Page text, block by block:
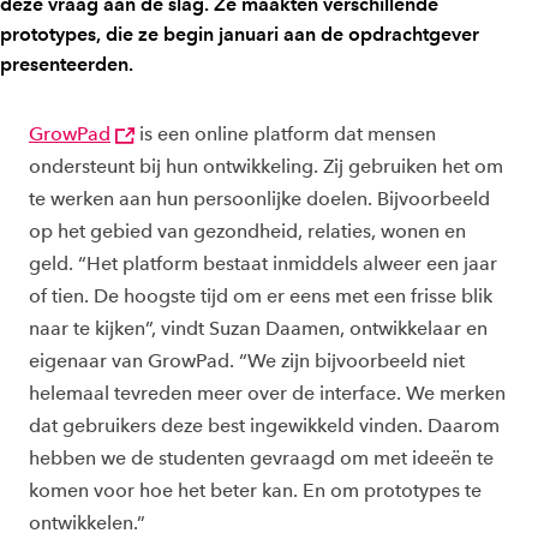
prototypes, die ze begin januari aan de opdrachtgever
presenteerden.
GrowPad
is een online platform dat mensen
ondersteunt bij hun ontwikkeling. Zij gebruiken het om
te werken aan hun persoonlijke doelen. Bijvoorbeeld
op het gebied van gezondheid, relaties, wonen en
geld. “Het platform bestaat inmiddels alweer een jaar
of tien. De hoogste tijd om er eens met een frisse blik
naar te kijken”, vindt Suzan Daamen, ontwikkelaar en
eigenaar van GrowPad. “We zijn bijvoorbeeld niet
helemaal tevreden meer over de interface. We merken
dat gebruikers deze best ingewikkeld vinden. Daarom
hebben we de studenten gevraagd om met ideeën te
komen voor hoe het beter kan. En om prototypes te
ontwikkelen.”